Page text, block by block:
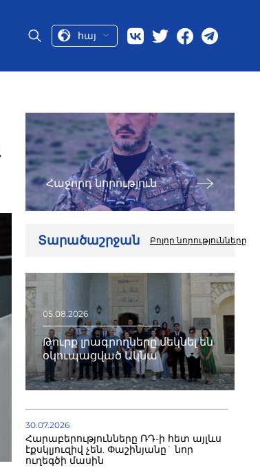
հայ
Հաջորդ նորություն
Տարածաշրջան Բոլոր նորությունները
05.08.2026
Թուրք լրագրողները մեկնել են
օկուպացված Ակնա
30.07.2026
Հարաբերությունները ՌԴ-ի հետ այլևս
էքսկլյուզիվ չեն. Փաշինյանը` նոր
ուղեգծի մասին